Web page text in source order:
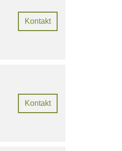
Kontakt
Kontakt